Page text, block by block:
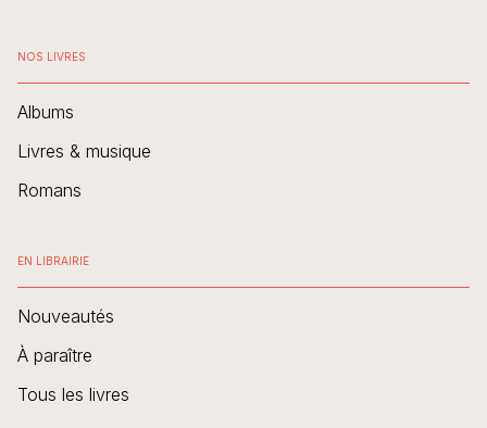
NOS LIVRES
Albums
Livres & musique
Romans
EN LIBRAIRIE
Nouveautés
À paraître
Tous les livres